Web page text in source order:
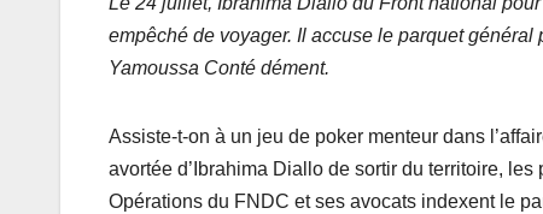
empêché de voyager. Il accuse le parquet général
Yamoussa Conté dément.
Assiste-t-on à un jeu de poker menteur dans
avortée d’Ibrahima Diallo de sortir du territoire,
Opérations du FNDC et ses avocats indexent le